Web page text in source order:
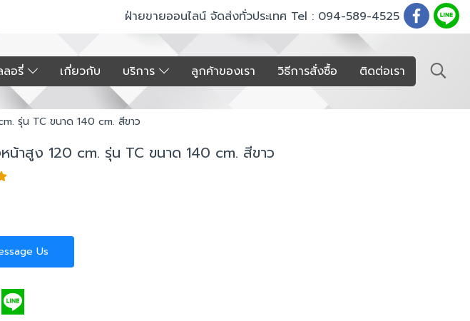
ฝ่ายขายออนไลน์ จัดส่งทั่วประเทศ Tel : 094-589-4525
อรี่ เกี่ยวกับ บริการ ลูกค้าของเรา วิธีการสั่งซื้อ ติดต่อเรา
รุ่น TC ขนาด 140 cm. สีขาว
น้าสูง 120 cm. รุ่น TC ขนาด 140 cm. สีขาว
Us